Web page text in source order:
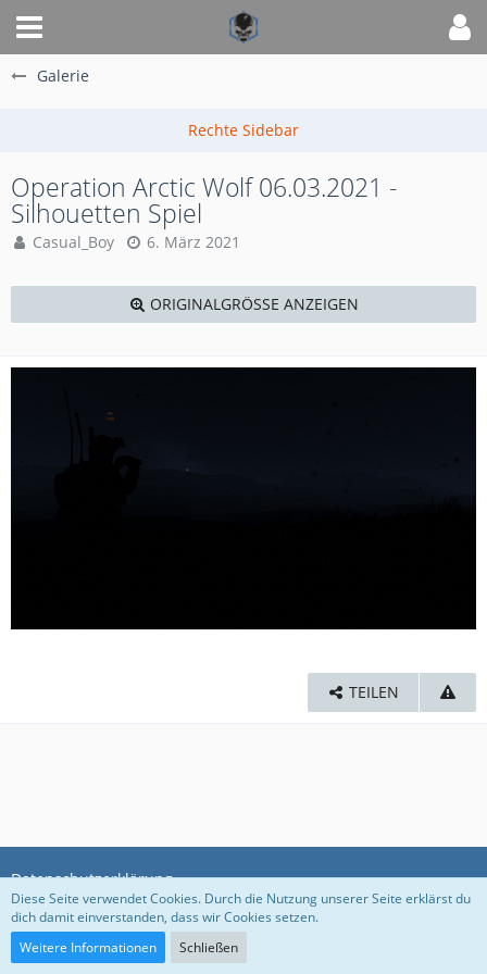
Galerie
Operation Arctic Wolf 06.03.2021 -
Silhouetten Spiel
Casual_Boy 6. März 2021
ORIGINALGRÖSSE ANZEIGEN
TEILEN
Datenschutzerklärung
Community-Software:
Diese Seite verwendet Cookies. Durch die Nutzung unserer Seite erklärst du
dich damit einverstanden, dass wir Cookies setzen.
Weitere Informationen
Schließen